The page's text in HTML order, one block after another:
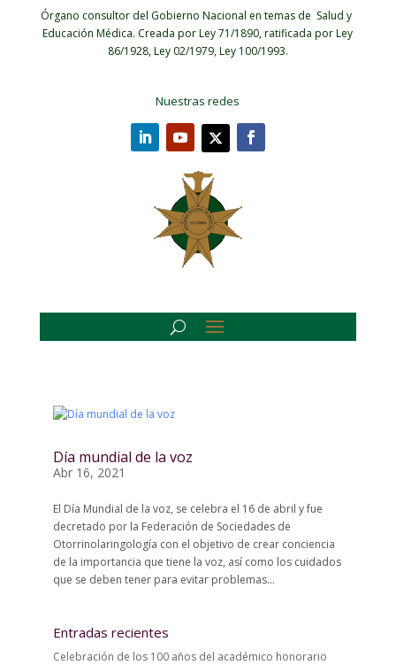
Órgano consultor del Gobierno Nacional en temas de Salud y
Educación Médica. Creada por Ley 71/1890, ratificada por Ley
86/1928, Ley 02/1979, Ley 100/1993.
Nuestras redes
Día mundial de la voz
Abr 16, 2021
El Día Mundial de la voz, se celebra el 16 de abril y fue
decretado por la Federación de Sociedades de
Otorrinolaringología con el objetivo de crear conciencia
de la importancia que tiene la voz, así como los cuidados
que se deben tener para evitar problemas...
Entradas recientes
Celebración de los 100 años del académico honorario